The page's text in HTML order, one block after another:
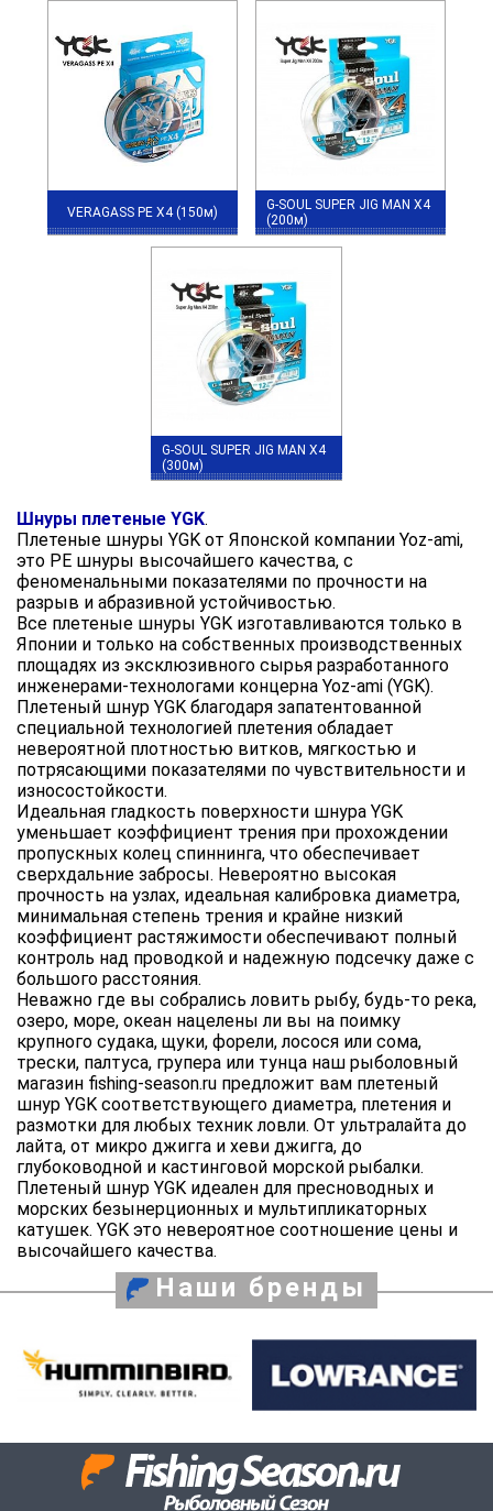
VERAGASS PE X4 (150м)
G-SOUL SUPER JIG MAN X4
(200м)
G-SOUL SUPER JIG MAN X4
(300м)
Шнуры плетеные YGK.
Плетеные шнуры YGK от Японской компании Yoz-ami,
это PE шнуры высочайшего качества, с
феноменальными показателями по прочности на
разрыв и абразивной устойчивостью.
Все плетеные шнуры YGK изготавливаются только в
Японии и только на собственных производственных
площадях из эксклюзивного сырья разработанного
инженерами-технологами концерна Yoz-ami (YGK).
Плетеный шнур YGK благодаря запатентованной
специальной технологией плетения обладает
невероятной плотностью витков, мягкостью и
потрясающими показателями по чувствительности и
износостойкости.
Идеальная гладкость поверхности шнура YGK
уменьшает коэффициент трения при прохождении
пропускных колец спиннинга, что обеспечивает
сверхдальние забросы. Невероятно высокая
прочность на узлах, идеальная калибровка диаметра,
минимальная степень трения и крайне низкий
коэффициент растяжимости обеспечивают полный
контроль над проводкой и надежную подсечку даже с
большого расстояния.
Неважно где вы собрались ловить рыбу, будь-то река,
озеро, море, океан нацелены ли вы на поимку
крупного судака, щуки, форели, лосося или сома,
трески, палтуса, групера или тунца наш рыболовный
магазин fishing-season.ru предложит вам плетеный
шнур YGK соответствующего диаметра, плетения и
размотки для любых техник ловли. От ультралайта до
лайта, от микро джигга и хеви джигга, до
глубоководной и кастинговой морской рыбалки.
Плетеный шнур YGK идеален для пресноводных и
морских безынерционных и мультипликаторных
катушек. YGK это невероятное соотношение цены и
высочайшего качества.
Наши бренды